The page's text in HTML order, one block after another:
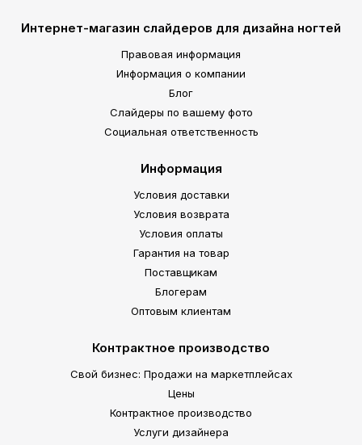
Интернет-магазин слайдеров для дизайна ногтей
Правовая информация
Информация о компании
Блог
Слайдеры по вашему фото
Социальная ответственность
Информация
Условия доставки
Условия возврата
Условия оплаты
Гарантия на товар
Поставщикам
Блогерам
Оптовым клиентам
Контрактное производство
Свой бизнес: Продажи на маркетплейсах
Цены
Контрактное производство
Услуги дизайнера